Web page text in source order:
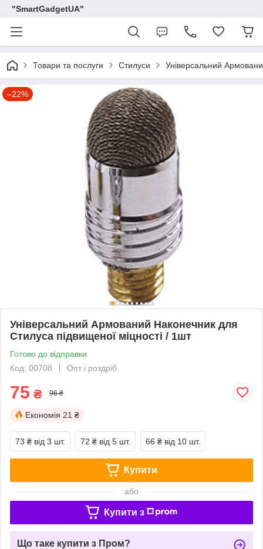
"SmartGadgetUA"
Товари та послуги Стилуси Універсальний
–22%
Універсальний Армований Наконечник для
Стилуса підвищеної міцності / 1шт
Готово до відправки
Код: 00708
Опт і роздріб
75 ₴ 96 ₴
Економія 21 ₴
73 ₴ від 3 шт. 72 ₴ від 5 шт. 66 ₴ від 10 шт.
Купити
або
Купити з
Що таке купити з Пром?